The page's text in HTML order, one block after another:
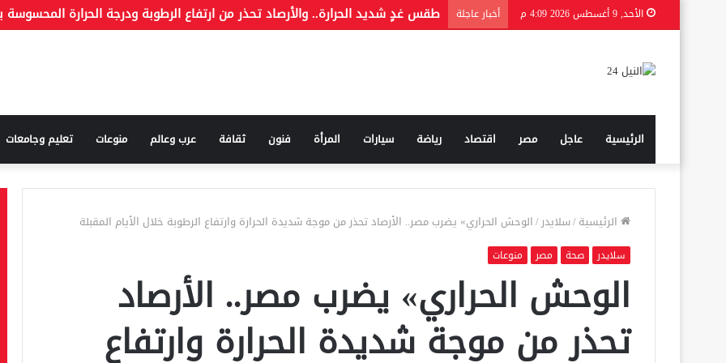
الأحد, 9 أغسطس 2026 4:09 م أخبار عاجلة من هي الحقيقة وما هو الكذب
الرئيسية عاجل مصر اقتصاد رياضة سيارات المرأة فنون ثقافة عرب وعالم منوعات تعليم وجامعات
الرئيسية/سلايدر/الوحش الحراري» يضرب مصر.. الأرصاد تحذر من موجة شديدة الحرارة وارتفاع الرطوبة خلال الأيام المقبلة
سلايدر صحة مصر منوعات
الوحش الحراري» يضرب مصر.. الأرصاد
تحذر من موجة شديدة الحرارة وارتفاع